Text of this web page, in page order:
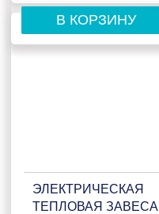
В КОРЗИНУ
ЭЛЕКТРИЧЕСКАЯ
ТЕПЛОВАЯ ЗАВЕСА